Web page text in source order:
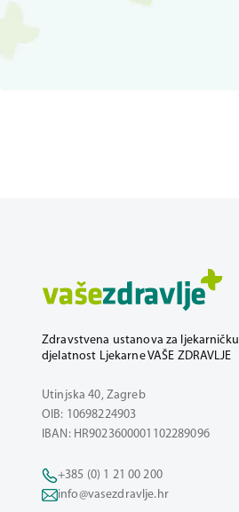
Zdravstvena ustanova za ljekarničku
djelatnost Ljekarne VAŠE ZDRAVLJE
Utinjska 40, Zagreb
OIB: 10698224903
IBAN: HR9023600001102289096
+385 (0) 1 21 00 200
info@vasezdravlje.hr